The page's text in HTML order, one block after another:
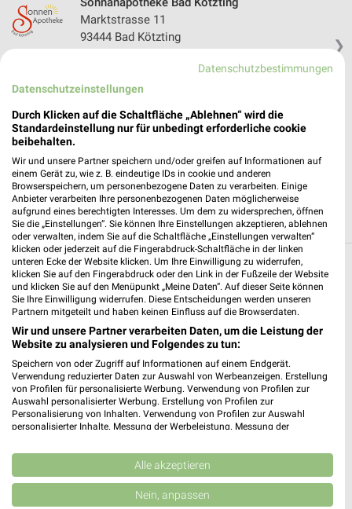
❯
Marktstrasse 11
93444 Bad Kötzting
Heute 08:00 - 18:00 Uhr |
Geschlossen
373,87 km
Rossmann Nittenau
93149 Nittenau
Heute 08:00 - 20:00 Uhr | Geschlossen
378,07 km • Angebote: 3 Prospekte
Drogerie & Parfümerie Angebote und
Prospekte für Schönthal
7 Prospekte
Müller Müller
Datenschutzbestimmungen
Datenschutzeinstellungen
Durch Klicken auf die Schaltfläche „Ablehnen“ wird die
Standardeinstellung nur für unbedingt erforderliche cookie
beibehalten.
Wir und unsere Partner speichern und/oder greifen auf Informationen auf
einem Gerät zu, wie z. B. eindeutige IDs in cookie und anderen
Browserspeichern, um personenbezogene Daten zu verarbeiten. Einige
Anbieter verarbeiten Ihre personenbezogenen Daten möglicherweise
aufgrund eines berechtigten Interesses. Um dem zu widersprechen, öffnen
Sie die „Einstellungen“. Sie können Ihre Einstellungen akzeptieren, ablehnen
oder verwalten, indem Sie auf die Schaltfläche „Einstellungen verwalten“
klicken oder jederzeit auf die Fingerabdruck-Schaltfläche in der linken
unteren Ecke der Website klicken. Um Ihre Einwilligung zu widerrufen,
klicken Sie auf den Fingerabdruck oder den Link in der Fußzeile der Website
und klicken Sie auf den Menüpunkt „Meine Daten“. Auf dieser Seite können
Sie Ihre Einwilligung widerrufen. Diese Entscheidungen werden unseren
Partnern mitgeteilt und haben keinen Einfluss auf die Browserdaten.
Wir und unsere Partner verarbeiten Daten, um die Leistung der
Website zu analysieren und Folgendes zu tun:
Speichern von oder Zugriff auf Informationen auf einem Endgerät.
Verwendung reduzierter Daten zur Auswahl von Werbeanzeigen. Erstellung
von Profilen für personalisierte Werbung. Verwendung von Profilen zur
Auswahl personalisierter Werbung. Erstellung von Profilen zur
Personalisierung von Inhalten. Verwendung von Profilen zur Auswahl
personalisierter Inhalte. Messung der Werbeleistung. Messung der
Kombinationen von Daten aus verschiedenen Quellen. Entwicklung und
Verbesserung der Angebote. Verwendung reduzierter Daten zur Auswahl
von Inhalten.
Daten können außerhalb der Europäischen Union weitergegeben und in die
Alle akzeptieren
Nein, anpassen